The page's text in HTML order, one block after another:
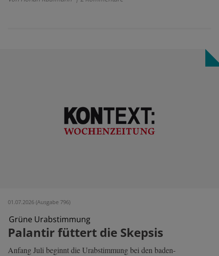
01.07.2026 (Ausgabe 796)
Grüne Urabstimmung
Palantir füttert die Skepsis
Anfang Juli beginnt die Urabstimmung bei den baden-